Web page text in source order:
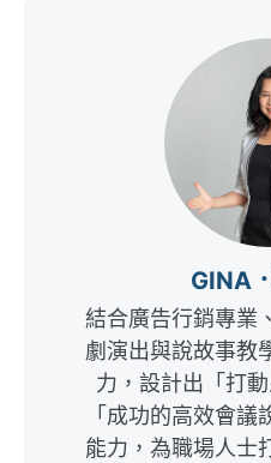
GINA
結合廣告行銷專業
劇演出與說故事教
力，設計出「打
「成功的高效會
能力，為職場人士